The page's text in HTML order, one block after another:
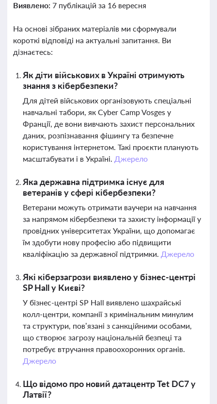
Виявлено: 7 публікацій за 16 вересня
На основі зібраних матеріалів ми сформували
короткі відповіді на актуальні запитання. Ви
дізнаєтесь:
Як діти військових в Україні отримують
знання з кібербезпеки?
Для дітей військових організовують спеціальні
навчальні табори, як Cyber Camp Vosges у
Франції, де вони вивчають захист персональних
даних, розпізнавання фішингу та безпечне
користування інтернетом. Такі проєкти планують
масштабувати і в Україні. Джерело
Яка державна підтримка існує для
ветеранів у сфері кібербезпеки?
Ветерани можуть отримати ваучери на навчання
за напрямом кібербезпеки та захисту інформації у
провідних університетах України, що допомагає
їм здобути нову професію або підвищити
кваліфікацію за державної підтримки. Джерело
Які кіберзагрози виявлено у бізнес-центрі
SP Hall у Києві?
У бізнес-центрі SP Hall виявлено шахрайські
колл-центри, компанії з кримінальним минулим
та структури, пов’язані з санкційними особами,
що створює загрозу національній безпеці та
потребує втручання правоохоронних органів.
Джерело
Що відомо про новий датацентр Tet DC7 у
Латвії?